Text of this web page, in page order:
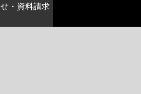
・資料請求